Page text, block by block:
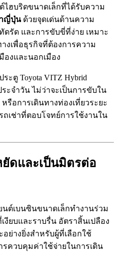
ไฮบริดขนาดเล็กที่ได้รับความ
ญี่ปุ่นด้วยจุดเด่นด้านความ
รัด และการขับขี่ที่ง่าย เหมาะ
งเพื่อธุรกิจที่ต้องการความ
องและนอกเมือง
ะตู Toyota VITZ Hybrid
ะจำวัน ไม่ว่าจะเป็นการขับใน
รือการเดินทางท่องเที่ยวระยะ
ถเช่าที่ตอบโจทย์การใช้งานใน
ดและเป็นมิตรต่อ
นต์เบนซินขนาดเล็กทำงานร่วม
ยบและราบรื่น อัตราสิ้นเปลือง
ย่างยิ่งสำหรับผู้ที่เลือกใช้
ควบคุมค่าใช้จ่ายในการเดิน